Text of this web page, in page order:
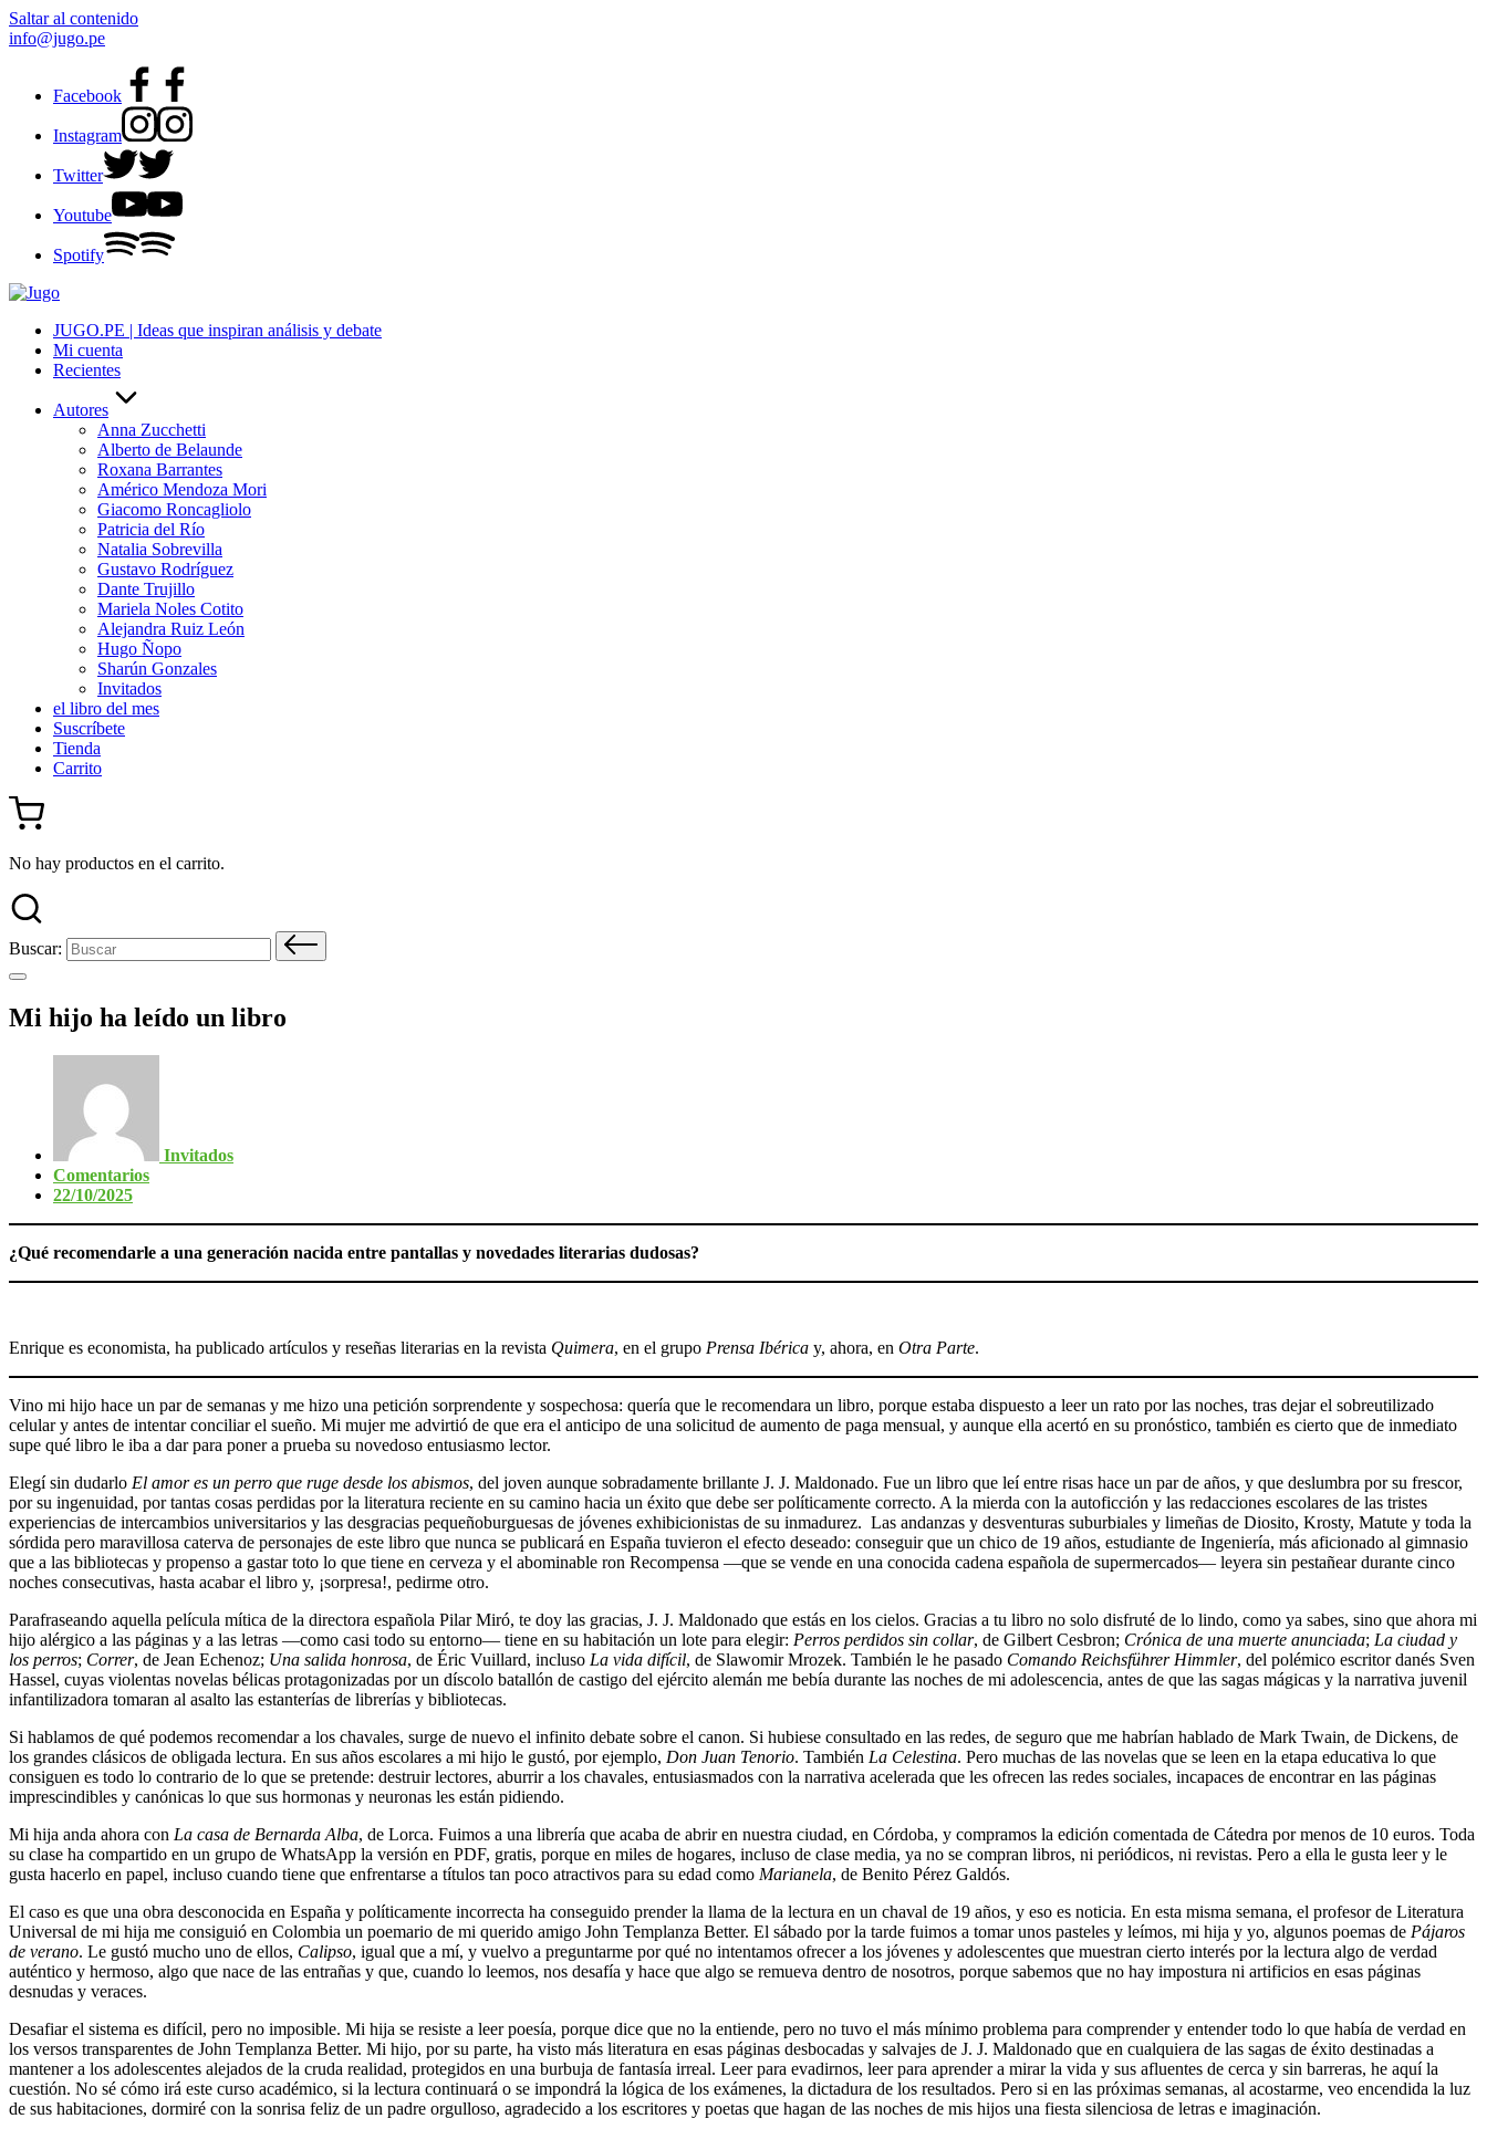
Saltar al contenido
info@jugo.pe
Facebook
Instagram
Twitter
Youtube
Spotify
JUGO.PE | Ideas que inspiran análisis y debate
Mi cuenta
Recientes
Autores
Anna Zucchetti
Alberto de Belaunde
Roxana Barrantes
Américo Mendoza Mori
Giacomo Roncagliolo
Patricia del Río
Natalia Sobrevilla
Gustavo Rodríguez
Dante Trujillo
Mariela Noles Cotito
Alejandra Ruiz León
Hugo Ñopo
Sharún Gonzales
Invitados
el libro del mes
Suscríbete
Tienda
Carrito
No hay productos en el carrito.
Buscar:
Mi hijo ha leído un libro
Invitados
Comentarios
22/10/2025
¿Qué recomendarle a una generación nacida entre pantallas y novedades literarias dudosas?
Enrique es economista, ha publicado artículos y reseñas literarias en la revista Quimera, en el grupo Prensa Ibérica y, ahora, en Otra Parte.
Vino mi hijo hace un par de semanas y me hizo una petición sorprendente y sospechosa: quería que le recomendara un libro, porque estaba dispuesto a leer un rato por las noches, tras dejar el sobreutilizado
celular y antes de intentar conciliar el sueño. Mi mujer me advirtió de que era el anticipo de una solicitud de aumento de paga mensual, y aunque ella acertó en su pronóstico, también es cierto que de inmediato
supe qué libro le iba a dar para poner a prueba su novedoso entusiasmo lector.
Elegí sin dudarlo El amor es un perro que ruge desde los abismos, del joven aunque sobradamente brillante J. J. Maldonado. Fue un libro que leí entre risas hace un par de años, y que deslumbra por su frescor,
por su ingenuidad, por tantas cosas perdidas por la literatura reciente en su camino hacia un éxito que debe ser políticamente correcto. A la mierda con la autoficción y las redacciones escolares de las tristes
experiencias de intercambios universitarios y las desgracias pequeñoburguesas de jóvenes exhibicionistas de su inmadurez. Las andanzas y desventuras suburbiales y limeñas de Diosito, Krosty, Matute y toda la
sórdida pero maravillosa caterva de personajes de este libro que nunca se publicará en España tuvieron el efecto deseado: conseguir que un chico de 19 años, estudiante de Ingeniería, más aficionado al gimnasio
que a las bibliotecas y propenso a gastar toto lo que tiene en cerveza y el abominable ron Recompensa —que se vende en una conocida cadena española de supermercados— leyera sin pestañear durante cinco
noches consecutivas, hasta acabar el libro y, ¡sorpresa!, pedirme otro.
Parafraseando aquella película mítica de la directora española Pilar Miró, te doy las gracias, J. J. Maldonado que estás en los cielos. Gracias a tu libro no solo disfruté de lo lindo, como ya sabes, sino que ahora mi
hijo alérgico a las páginas y a las letras —como casi todo su entorno— tiene en su habitación un lote para elegir: Perros perdidos sin collar, de Gilbert Cesbron; Crónica de una muerte anunciada; La ciudad y
los perros; Correr, de Jean Echenoz; Una salida honrosa, de Éric Vuillard, incluso La vida difícil, de Slawomir Mrozek. También le he pasado Comando Reichsführer Himmler, del polémico escritor danés Sven
Hassel, cuyas violentas novelas bélicas protagonizadas por un díscolo batallón de castigo del ejército alemán me bebía durante las noches de mi adolescencia, antes de que las sagas mágicas y la narrativa juvenil
infantilizadora tomaran al asalto las estanterías de librerías y bibliotecas.
Si hablamos de qué podemos recomendar a los chavales, surge de nuevo el infinito debate sobre el canon. Si hubiese consultado en las redes, de seguro que me habrían hablado de Mark Twain, de Dickens, de
los grandes clásicos de obligada lectura. En sus años escolares a mi hijo le gustó, por ejemplo, Don Juan Tenorio. También La Celestina. Pero muchas de las novelas que se leen en la etapa educativa lo que
consiguen es todo lo contrario de lo que se pretende: destruir lectores, aburrir a los chavales, entusiasmados con la narrativa acelerada que les ofrecen las redes sociales, incapaces de encontrar en las páginas
imprescindibles y canónicas lo que sus hormonas y neuronas les están pidiendo.
Mi hija anda ahora con La casa de Bernarda Alba, de Lorca. Fuimos a una librería que acaba de abrir en nuestra ciudad, en Córdoba, y compramos la edición comentada de Cátedra por menos de 10 euros. Toda
su clase ha compartido en un grupo de WhatsApp la versión en PDF, gratis, porque en miles de hogares, incluso de clase media, ya no se compran libros, ni periódicos, ni revistas. Pero a ella le gusta leer y le
gusta hacerlo en papel, incluso cuando tiene que enfrentarse a títulos tan poco atractivos para su edad como Marianela, de Benito Pérez Galdós.
El caso es que una obra desconocida en España y políticamente incorrecta ha conseguido prender la llama de la lectura en un chaval de 19 años, y eso es noticia. En esta misma semana, el profesor de Literatura
Universal de mi hija me consiguió en Colombia un poemario de mi querido amigo John Templanza Better. El sábado por la tarde fuimos a tomar unos pasteles y leímos, mi hija y yo, algunos poemas de Pájaros
de verano. Le gustó mucho uno de ellos, Calipso, igual que a mí, y vuelvo a preguntarme por qué no intentamos ofrecer a los jóvenes y adolescentes que muestran cierto interés por la lectura algo de verdad
auténtico y hermoso, algo que nace de las entrañas y que, cuando lo leemos, nos desafía y hace que algo se remueva dentro de nosotros, porque sabemos que no hay impostura ni artificios en esas páginas
desnudas y veraces.
Desafiar el sistema es difícil, pero no imposible. Mi hija se resiste a leer poesía, porque dice que no la entiende, pero no tuvo el más mínimo problema para comprender y entender todo lo que había de verdad en
los versos transparentes de John Templanza Better. Mi hijo, por su parte, ha visto más literatura en esas páginas desbocadas y salvajes de J. J. Maldonado que en cualquiera de las sagas de éxito destinadas a
mantener a los adolescentes alejados de la cruda realidad, protegidos en una burbuja de fantasía irreal. Leer para evadirnos, leer para aprender a mirar la vida y sus afluentes de cerca y sin barreras, he aquí la
cuestión. No sé cómo irá este curso académico, si la lectura continuará o se impondrá la lógica de los exámenes, la dictadura de los resultados. Pero si en las próximas semanas, al acostarme, veo encendida la luz
de sus habitaciones, dormiré con la sonrisa feliz de un padre orgulloso, agradecido a los escritores y poetas que hagan de las noches de mis hijos una fiesta silenciosa de letras e imaginación.